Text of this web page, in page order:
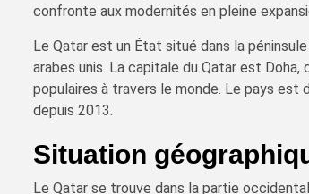
confronte aux modernités en pleine
Le Qatar est un État situé dans la
arabes unis. La capitale du Qatar est
populaires à travers le monde. Le pays est
depuis 2013.
Situation
Le Qatar se trouve dans la partie